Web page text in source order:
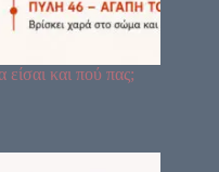
και πού πας;